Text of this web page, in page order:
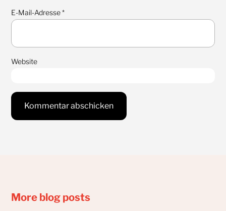
E-Mail-Adresse*
Website
More blog posts